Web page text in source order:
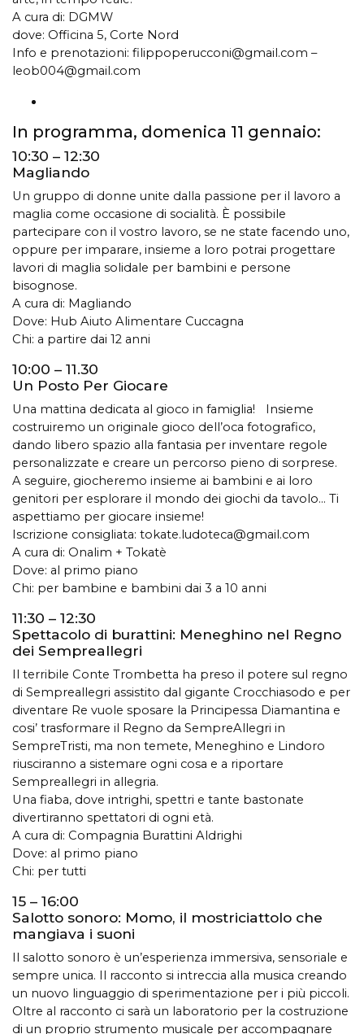
A cura di: DGMW
dove: Officina 5, Corte Nord
Info e prenotazioni: filippoperucconi@gmail.com –
leob004@gmail.com
In programma, domenica 11 gennaio:
10:30 – 12:30
Magliando
Un gruppo di donne unite dalla passione per il lavoro a
maglia come occasione di socialità. È possibile
partecipare con il vostro lavoro, se ne state facendo uno,
oppure per imparare, insieme a loro potrai progettare
lavori di maglia solidale per bambini e persone
bisognose.
A cura di: Magliando
Dove: Hub Aiuto Alimentare Cuccagna
Chi: a partire dai 12 anni
10:00 – 11.30
Un Posto Per Giocare
Una mattina dedicata al gioco in famiglia! Insieme
costruiremo un originale gioco dell’oca fotografico,
dando libero spazio alla fantasia per inventare regole
personalizzate e creare un percorso pieno di sorprese.
A seguire, giocheremo insieme ai bambini e ai loro
genitori per esplorare il mondo dei giochi da tavolo… Ti
aspettiamo per giocare insieme!
Iscrizione consigliata: tokate.ludoteca@gmail.com
A cura di: Onalim + Tokatè
Dove: al primo piano
Chi: per bambine e bambini dai 3 a 10 anni
11:30 – 12:30
Spettacolo di burattini: Meneghino nel Regno
dei Sempreallegri
Il terribile Conte Trombetta ha preso il potere sul regno
di Sempreallegri assistito dal gigante Crocchiasodo e per
diventare Re vuole sposare la Principessa Diamantina e
cosi’ trasformare il Regno da SempreAllegri in
SempreTristi, ma non temete, Meneghino e Lindoro
riusciranno a sistemare ogni cosa e a riportare
Sempreallegri in allegria.
Una fiaba, dove intrighi, spettri e tante bastonate
divertiranno spettatori di ogni età.
A cura di: Compagnia Burattini Aldrighi
Dove: al primo piano
Chi: per tutti
15 – 16:00
Salotto sonoro: Momo, il mostriciattolo che
mangiava i suoni
Il salotto sonoro è un’esperienza immersiva, sensoriale e
sempre unica. Il racconto si intreccia alla musica creando
un nuovo linguaggio di sperimentazione per i più piccoli.
Oltre al racconto ci sarà un laboratorio per la costruzione
di un proprio strumento musicale per accompagnare